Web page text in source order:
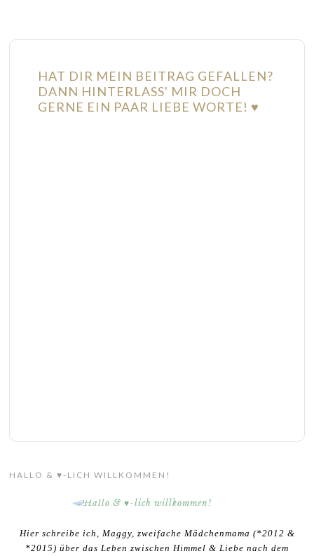
HAT DIR MEIN BEITRAG GEFALLEN?
DANN HINTERLASS' MIR DOCH
GERNE EIN PAAR LIEBE WORTE! ♥
HALLO & ♥-LICH WILLKOMMEN!
Hier schreibe ich, Maggy, zweifache Mädchenmama (*2012 &
*2015) über das Leben zwischen Himmel & Liebe nach dem